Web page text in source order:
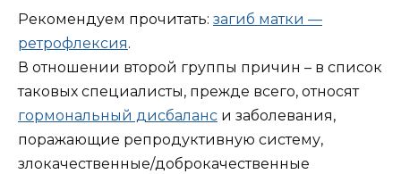
Рекомендуем прочитать: загиб матки —
ретрофлексия.
В отношении второй группы причин – в список
таковых специалисты, прежде всего, относят
гормональный дисбаланс и заболевания,
поражающие репродуктивную систему,
злокачественные/доброкачественные